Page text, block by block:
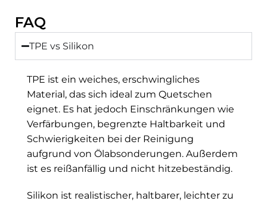
FAQ
TPE vs Silikon
TPE ist ein weiches, erschwingliches
Material, das sich ideal zum Quetschen
eignet. Es hat jedoch Einschränkungen wie
Verfärbungen, begrenzte Haltbarkeit und
Schwierigkeiten bei der Reinigung
aufgrund von Ölabsonderungen. Außerdem
ist es reißanfällig und nicht hitzebeständig.
Silikon ist realistischer, haltbarer, leichter zu